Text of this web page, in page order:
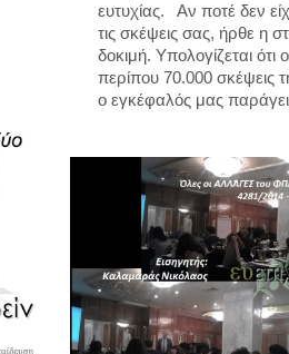
ευτυχίας. Αν ποτέ δεν
τις σκέψεις σας, ήρθε η
δοκιμή. Υπολογίζεται
περίπου 70.000 σκέψεις
ο εγκέφαλός μας παράγει